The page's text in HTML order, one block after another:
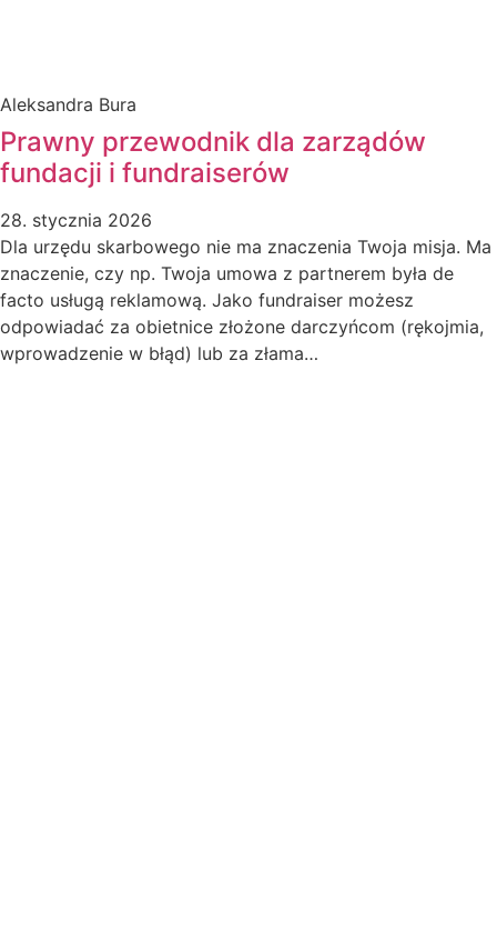
Aleksandra Bura
Prawny przewodnik dla zarządów
fundacji i fundraiserów
28. stycznia 2026
Dla urzędu skarbowego nie ma znaczenia Twoja misja. Ma
znaczenie, czy np. Twoja umowa z partnerem była de
facto usługą reklamową. Jako fundraiser możesz
odpowiadać za obietnice złożone darczyńcom (rękojmia,
wprowadzenie w błąd) lub za złama…